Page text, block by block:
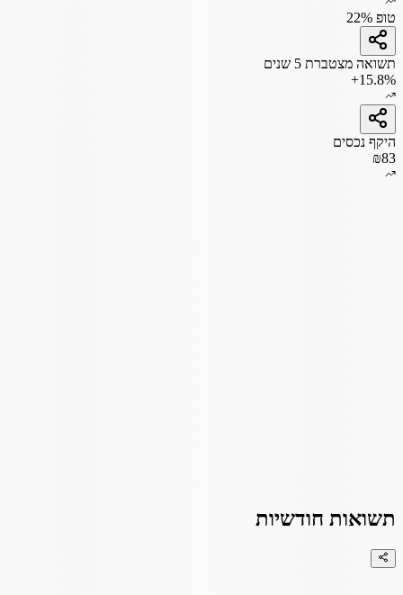
טופ 22%
תשואה מצטברת 5 שנים
+15.8%
היקף נכסים
₪83
תשואות חודשיות